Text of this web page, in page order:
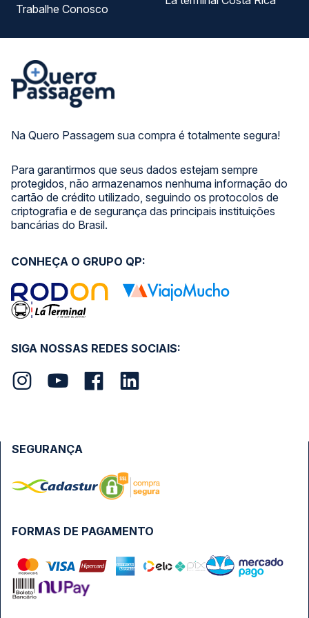
Na Quero Passagem sua compra é totalmente segura!
Para garantirmos que seus dados estejam sempre
protegidos, não armazenamos nenhuma informação do
cartão de crédito utilizado, seguindo os protocolos de
criptografia e de segurança das principais instituições
bancárias do Brasil.
Trabalhe Conosco
SIGA NOSSAS REDES SOCIAIS:
CONHEÇA O GRUPO QP:
FORMAS DE PAGAMENTO
SEGURANÇA